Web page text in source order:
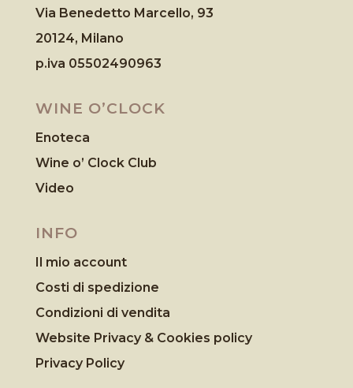
Via Benedetto Marcello, 93
20124, Milano
p.iva 05502490963
WINE O’CLOCK
Enoteca
Wine o’ Clock Club
Video
INFO
Il mio account
Costi di spedizione
Condizioni di vendita
Website Privacy & Cookies policy
Privacy Policy